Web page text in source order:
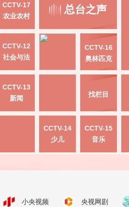
CCTV-17
农业农村
总台之声
CCTV-12
社会与法
CCTV-16
奥林匹克
CCTV-13
新闻
找栏目
CCTV-14
少儿
CCTV-15
音乐
小央视频 央视网剧